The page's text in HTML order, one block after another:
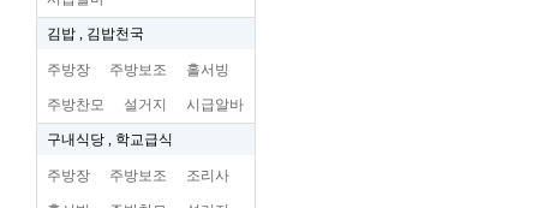
김밥 , 김밥천국
주방장 주방보조 홀서빙
주방찬모 설거지 시급알바
구내식당 , 학교급식
주방장 주방보조 조리사